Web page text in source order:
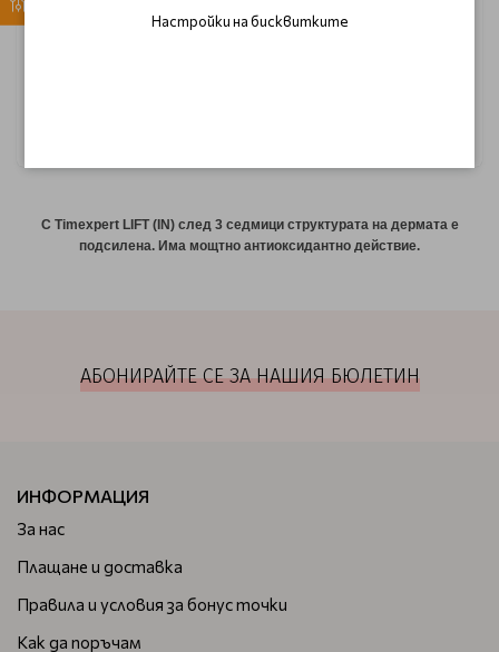
Capuccini Neck and
De Capuccini Timexpert
С Timexpert LIFT (IN) след 3 седмици структурата на дермата е
подсилена. Има мощтно антиоксидантно действие.
АБОНИРАЙТЕ СЕ ЗА НАШИЯ БЮЛЕТИН
ИНФОРМАЦИЯ
За нас
Плащане и доставка
Правила и условия за бонус точки
Как да поръчам
Настройки на бисквитките